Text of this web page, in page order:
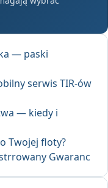
— paski
serwis TIR-ów
— kiedy i
Twojej floty?
Gwaranc